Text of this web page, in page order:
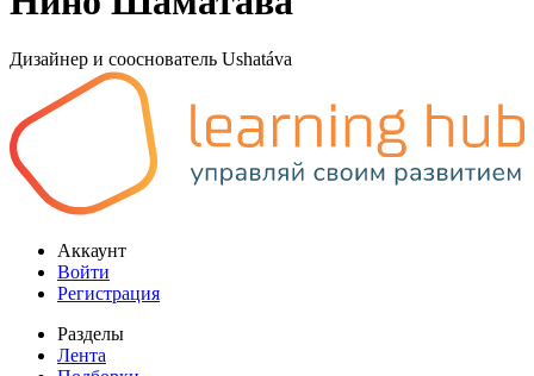
Дизайнер и сооснователь Ushatáva
Аккаунт
Войти
Регистрация
Разделы
Лента